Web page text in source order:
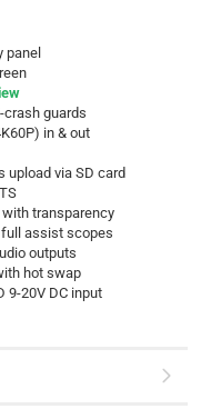
panel
crash guards
in & out
upload via SD card
transparency
full assist scopes
outputs
hot swap
9-20V DC input